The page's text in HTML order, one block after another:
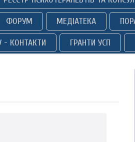
ФОРУМ МЕДІАТЕКА
- КОНТАКТИ ГРАНТИ УСП